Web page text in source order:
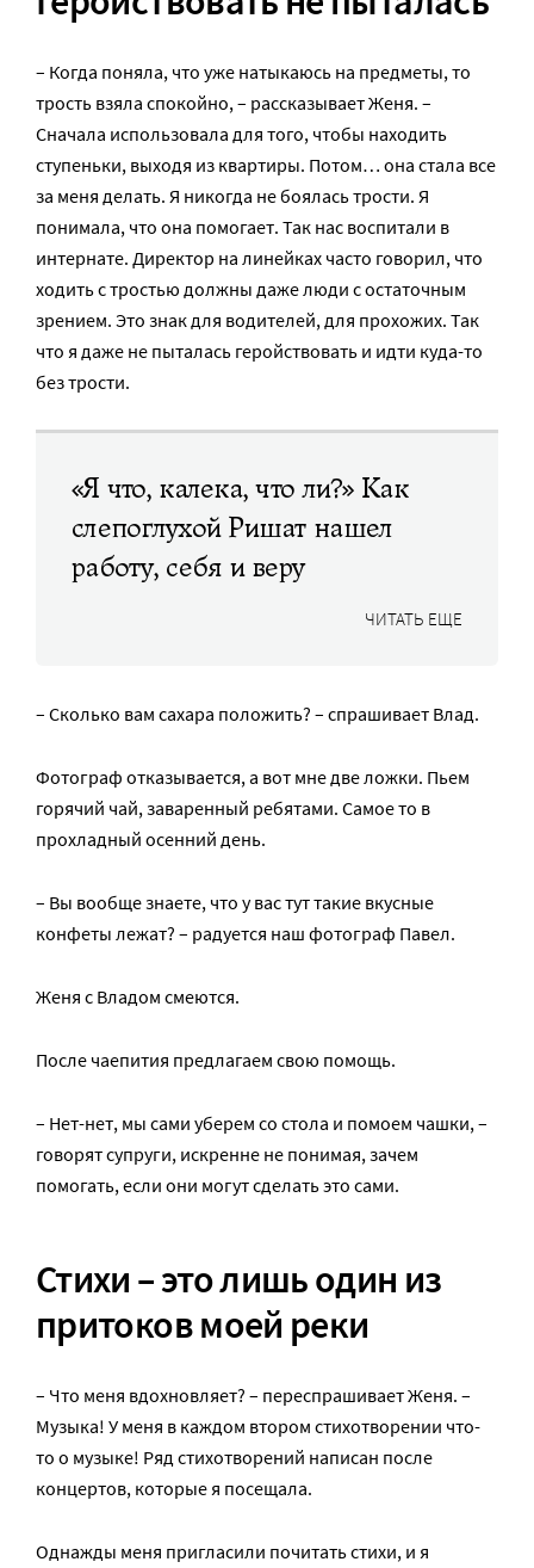
– Когда поняла, что уже натыкаюсь на предметы, то
трость взяла спокойно, – рассказывает Женя. –
Сначала использовала для того, чтобы находить
ступеньки, выходя из квартиры. Потом… она стала все
за меня делать. Я никогда не боялась трости. Я
понимала, что она помогает. Так нас воспитали в
интернате. Директор на линейках часто говорил, что
ходить с тростью должны даже люди с остаточным
зрением. Это знак для водителей, для прохожих. Так
что я даже не пыталась геройствовать и идти куда-то
без трости.
«Я что, калека, что ли?» Как
слепоглухой Ришат нашел
работу, себя и веру
ЧИТАТЬ ЕЩЕ
– Сколько вам сахара положить? – спрашивает Влад.
Фотограф отказывается, а вот мне две ложки. Пьем
горячий чай, заваренный ребятами. Самое то в
прохладный осенний день.
– Вы вообще знаете, что у вас тут такие вкусные
конфеты лежат? – радуется наш фотограф Павел.
Женя с Владом смеются.
После чаепития предлагаем свою помощь.
– Нет-нет, мы сами уберем со стола и помоем чашки, –
говорят супруги, искренне не понимая, зачем
помогать, если они могут сделать это сами.
Стихи – это лишь один из
притоков моей реки
– Что меня вдохновляет? – переспрашивает Женя. –
Музыка! У меня в каждом втором стихотворении что-
то о музыке! Ряд стихотворений написан после
концертов, которые я посещала.
Однажды меня пригласили почитать стихи, и я